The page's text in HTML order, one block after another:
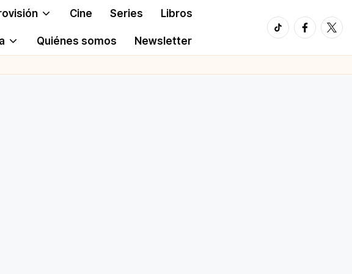
Cine Series Libros
Quiénes somos Newsletter
TikTokFacebook
Twitter